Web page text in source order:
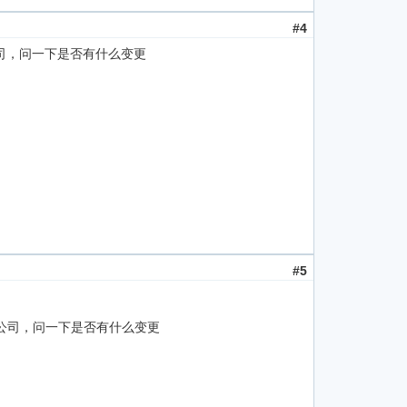
#4
，问一下是否有什么变更
#5
司，问一下是否有什么变更